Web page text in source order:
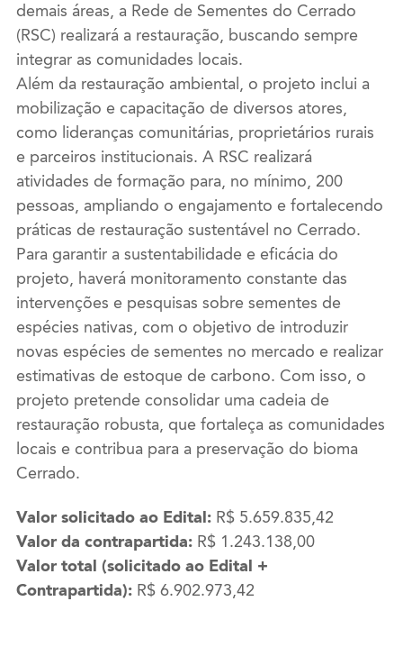
demais áreas, a Rede de Sementes do Cerrado
(RSC) realizará a restauração, buscando sempre
integrar as comunidades locais.
Além da restauração ambiental, o projeto inclui a
mobilização e capacitação de diversos atores,
como lideranças comunitárias, proprietários rurais
e parceiros institucionais. A RSC realizará
atividades de formação para, no mínimo, 200
pessoas, ampliando o engajamento e fortalecendo
práticas de restauração sustentável no Cerrado.
Para garantir a sustentabilidade e eficácia do
projeto, haverá monitoramento constante das
intervenções e pesquisas sobre sementes de
espécies nativas, com o objetivo de introduzir
novas espécies de sementes no mercado e realizar
estimativas de estoque de carbono. Com isso, o
projeto pretende consolidar uma cadeia de
restauração robusta, que fortaleça as comunidades
locais e contribua para a preservação do bioma
Cerrado.
Valor solicitado ao Edital:R$ 5.659.835,42
Valor da contrapartida:R$ 1.243.138,00
Valor total (solicitado ao Edital +
Contrapartida):R$ 6.902.973,42